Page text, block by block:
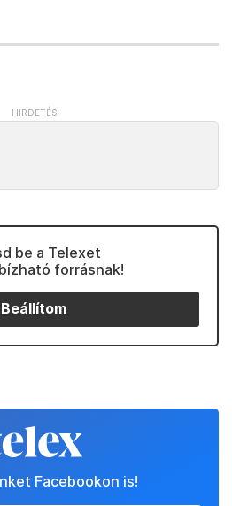
be a Telexet
forrásnak!
Beállítom
Facebookon is!